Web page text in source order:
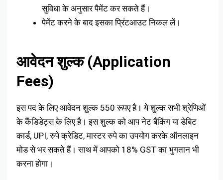
सुविधा के अनुसार पैमेंट कर सकते हैं।
पेमेंट करने के बाद इसका प्रिंटआउट निकल लें।
आवेदन शुल्क (Application
Fees)
इस पद के लिए आवेदन शुल्क 550 रूपए है। ये शुल्क सभी श्रेणिओं
के कैंडिडेट्स के लिए है। इस शुल्क को आप नेट बैंकिंग या डेबिट
कार्ड, UPI, रुपे क्रेडिट, मास्टर रुपे का उपयोग करके ऑनलाइन
मोड से भर सकते हैं। साथ में आपको 18% GST का भुगतान भी
करना होगा।